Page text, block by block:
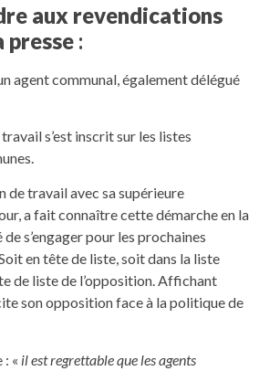
aux revendications
presse :
agent communal, également délégué
s’est inscrit sur les listes
travail avec sa supérieure
a fait connaître cette démarche en la
s’engager pour les prochaines
en tête de liste, soit dans la liste
de liste de l’opposition. Affichant
son opposition face à la politique de
« il est regrettable que les agents